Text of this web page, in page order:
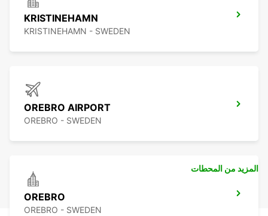
KRISTINEHAMN
KRISTINEHAMN - SWEDEN
OREBRO AIRPORT
OREBRO - SWEDEN
OREBRO
OREBRO - SWEDEN
المزيد من المحطات